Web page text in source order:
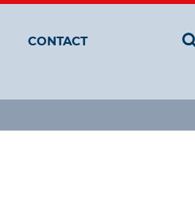
CONTACT